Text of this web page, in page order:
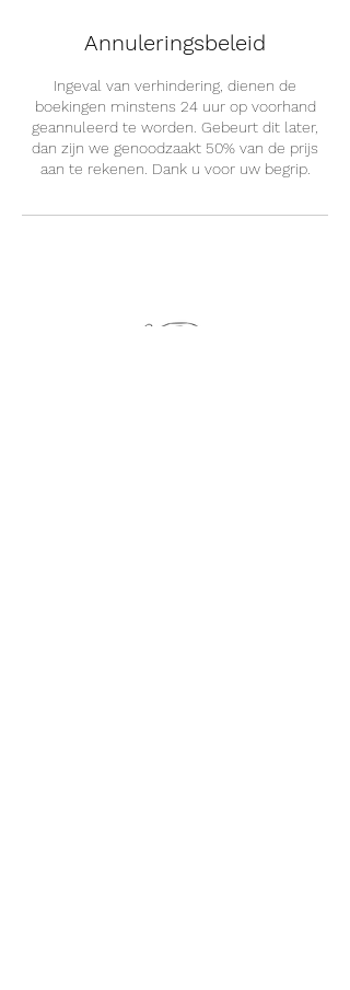
Annuleringsbeleid
Ingeval van verhindering, dienen de
boekingen minstens 24 uur op voorhand
geannuleerd te worden. Gebeurt dit later,
dan zijn we genoodzaakt 50% van de prijs
aan te rekenen. Dank u voor uw begrip.